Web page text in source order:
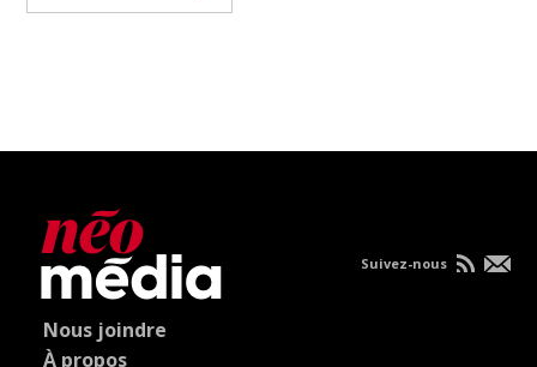
Nous joindre
À propos
Suivez-nous